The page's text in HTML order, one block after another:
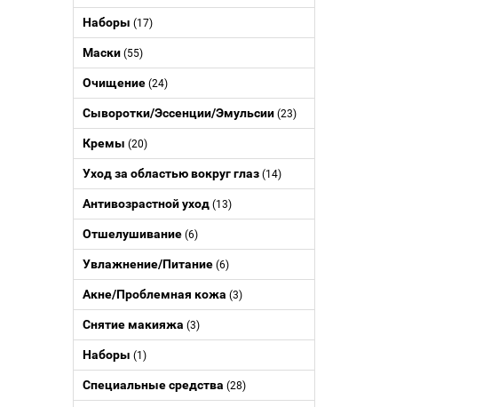
Наборы (17)
Маски (55)
Очищение (24)
Сыворотки/Эссенции/Эмульсии (23)
Кремы (20)
Уход за областью вокруг глаз (14)
Антивозрастной уход (13)
Отшелушивание (6)
Увлажнение/Питание (6)
Акне/Проблемная кожа (3)
Снятие макияжа (3)
Наборы (1)
Специальные средства (28)